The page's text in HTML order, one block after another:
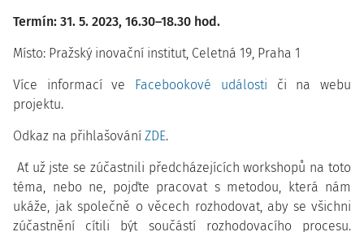
Termín: 31. 5. 2023, 16.30–18.30 hod.
Místo: Pražský inovační institut, Celetná 19, Praha 1
Více informací ve Facebookové události či na webu
projektu.
Odkaz na přihlašování ZDE.
Ať už jste se zúčastnili předcházejících workshopů na toto
téma, nebo ne, pojďte pracovat s metodou, která nám
ukáže, jak společně o věcech rozhodovat, aby se všichni
zúčastnění cítili být součástí rozhodovacího procesu.